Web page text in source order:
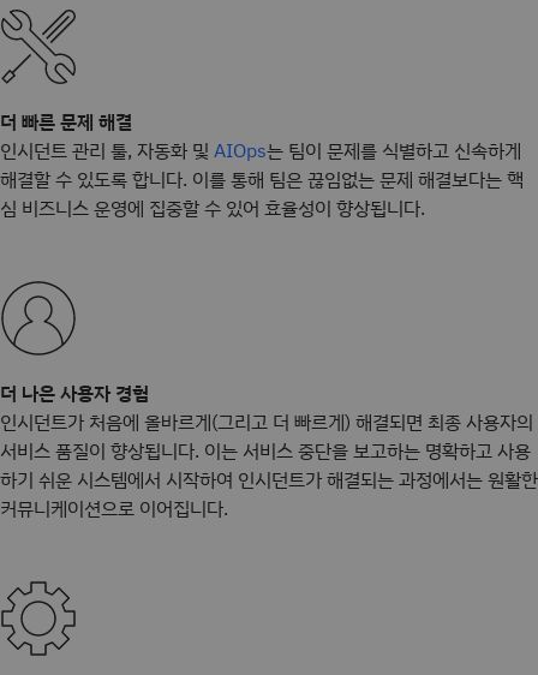
더 빠른 문제 해결
인시던트 관리 툴, 자동화 및 AIOps는 팀이 문제를 식별하고 신속하게
해결할 수 있도록 합니다. 이를 통해 팀은 끊임없는 문제 해결보다는 핵
심 비즈니스 운영에 집중할 수 있어 효율성이 향상됩니다.
더 나은 사용자 경험
인시던트가 처음에 올바르게(그리고 더 빠르게) 해결되면 최종 사용자의
서비스 품질이 향상됩니다. 이는 서비스 중단을 보고하는 명확하고 사용
하기 쉬운 시스템에서 시작하여 인시던트가 해결되는 과정에서는 원활한
커뮤니케이션으로 이어집니다.